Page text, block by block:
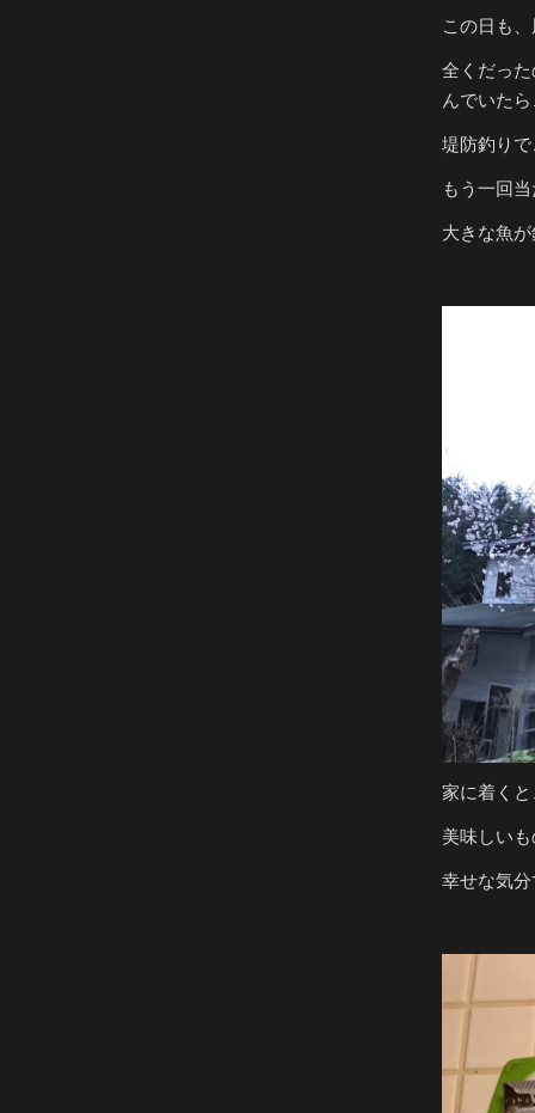
この日も
全くだっ
んでいた
堤防釣り
もう一回
大きな魚
家に着く
美味しい
幸せな気